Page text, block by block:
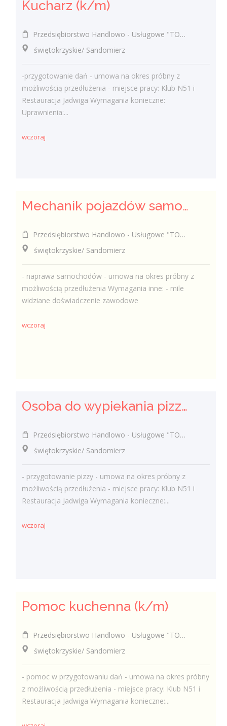
Kucharz (k/m)
Przedsiębiorstwo Handlowo - Usługowe "TOMAX" Tomasz Winiarski
świętokrzyskie/ Sandomierz
-przygotowanie dań - umowa na okres próbny z
możliwością przedłużenia - miejsce pracy: Klub N51 i
Restauracja Jadwiga Wymagania konieczne:
Uprawnienia:...
wczoraj
Mechanik pojazdów samochodowych (k/m)
Przedsiębiorstwo Handlowo - Usługowe "TOMAX" Tomasz Winiarski
świętokrzyskie/ Sandomierz
- naprawa samochodów - umowa na okres próbny z
możliwością przedłużenia Wymagania inne: - mile
widziane doświadczenie zawodowe
wczoraj
Osoba do wypiekania pizzy (k/m)
Przedsiębiorstwo Handlowo - Usługowe "TOMAX" Tomasz Winiarski
świętokrzyskie/ Sandomierz
- przygotowanie pizzy - umowa na okres próbny z
możliwością przedłużenia - miejsce pracy: Klub N51 i
Restauracja Jadwiga Wymagania konieczne:...
wczoraj
Pomoc kuchenna (k/m)
Przedsiębiorstwo Handlowo - Usługowe "TOMAX" Tomasz Winiarski
świętokrzyskie/ Sandomierz
- pomoc w przygotowaniu dań - umowa na okres próbny
z możliwością przedłużenia - miejsce pracy: Klub N51 i
Restauracja Jadwiga Wymagania konieczne:...